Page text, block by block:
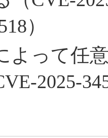
）
よって任
2025-